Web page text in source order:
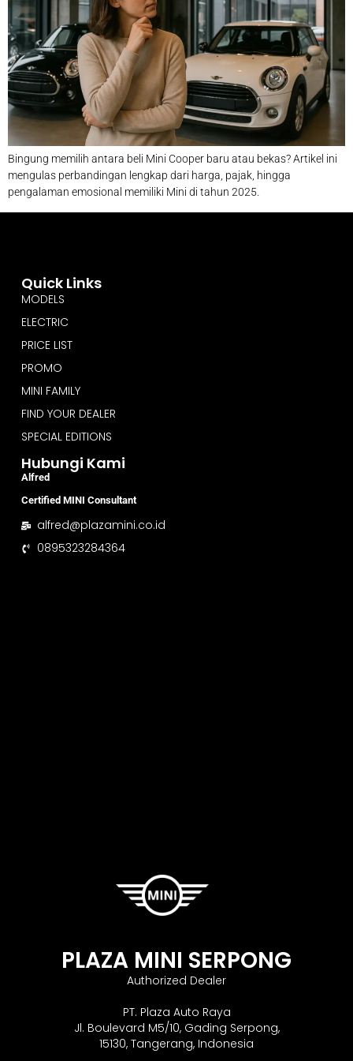
Bingung memilih antara beli Mini Cooper baru atau bekas? Artikel ini
mengulas perbandingan lengkap dari harga, pajak, hingga
pengalaman emosional memiliki Mini di tahun 2025.
PLAZA MINI SERPONG
Authorized Dealer
PT. Plaza Auto Raya
Jl. Boulevard M5/10, Gading Serpong,
15130, Tangerang, Indonesia
Quick Links
MODELS
ELECTRIC
PRICE LIST
PROMO
MINI FAMILY
FIND YOUR DEALER
SPECIAL EDITIONS
Hubungi Kami
Alfred
Certified MINI Consultant
alfred@plazamini.co.id
0895323284364